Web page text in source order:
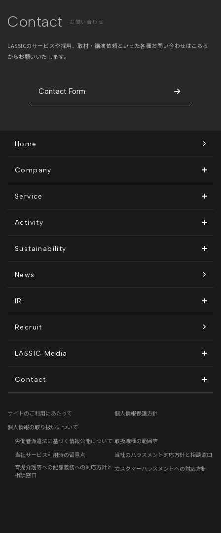
Contact お問い合わせ
LASSICのサービスや採用、取材・講演依頼といった各種お問い合わせはこちら
からお願いいたします。
Contact Form
Home
Company
ビジョン・ミッション
会社概要
沿革
Service
Remogu（リモグ）・リラシク
Remoguフリーランス
Activity
メディア運営
テレリモ総研
Sustainability
SDGsに対する取り組み
コンプライアンス推進体制
News
IR
開示情報
コーポレート・ガバナンス
Recruit
LASSIC Media
地方創生コラム
お客さまの声
社員の声
事例紹介
Contact
サイトのご利用にあたって
個人情報保護方針
個人情報の取り扱いについて
労働者派遣法に基づく情報公開について 取扱職種の範囲等
当社サービス利用時の留意点
当社のハラスメント対応方針と相談窓口
育児介護等への配慮義務への対応方針と
相談窓口
カスタマーハラスメントへの対応方針